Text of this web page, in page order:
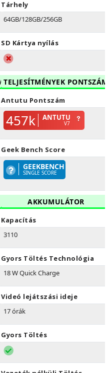
Tárhely
64GB/128GB/256GB
SD Kártya nyílás
TELJESÍTMÉNYEK PONTSZÁM
Antutu Pontszám
457k ANTUTU
V7
Geek Bench Score
GEEKBENCH
SINGLE SCORE
AKKUMULÁTOR
Kapacítás
3110
Gyors Töltés Technológia
18 W Quick Charge
Videó lejátszási ideje
17 órák
Gyors Töltés